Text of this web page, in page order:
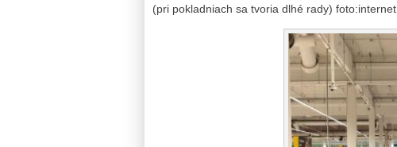
(pri pokladniach sa tvoria dlhé rady) foto:internet